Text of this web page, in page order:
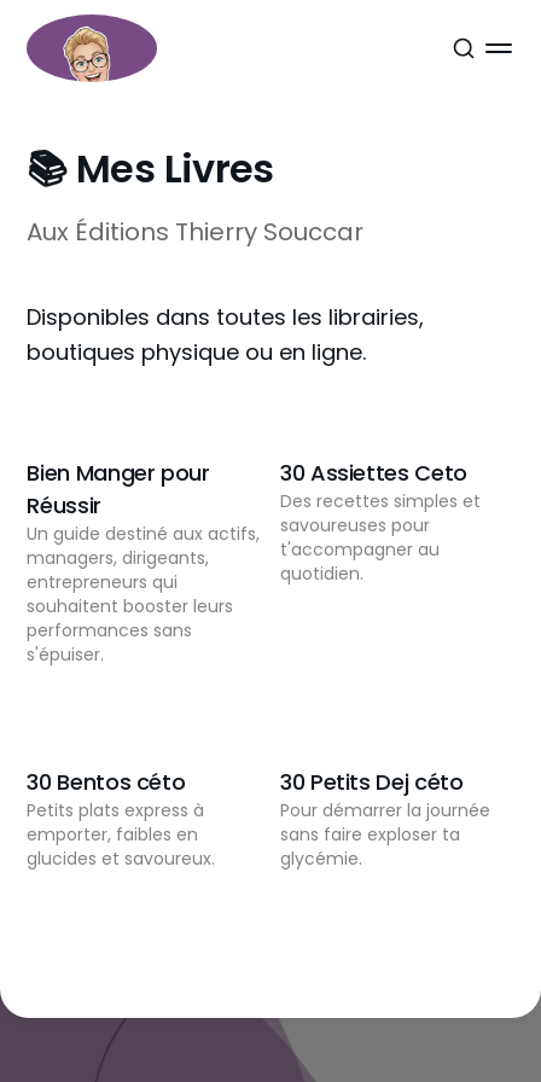
📚 Mes Livres
Aux Éditions Thierry Souccar
Disponibles dans toutes les librairies,
boutiques physique ou en ligne.
Bien Manger pour
Réussir
Un guide destiné aux actifs,
managers, dirigeants,
entrepreneurs qui
souhaitent booster leurs
performances sans
s'épuiser.
30 Assiettes Ceto
Des recettes simples et
savoureuses pour
t'accompagner au
quotidien.
30 Bentos céto
Petits plats express à
emporter, faibles en
glucides et savoureux.
30 Petits Dej céto
Pour démarrer la journée
sans faire exploser ta
glycémie.